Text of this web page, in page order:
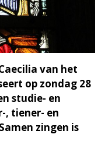
van het
op zondag 28
studie- en
, tiener- en
zingen is